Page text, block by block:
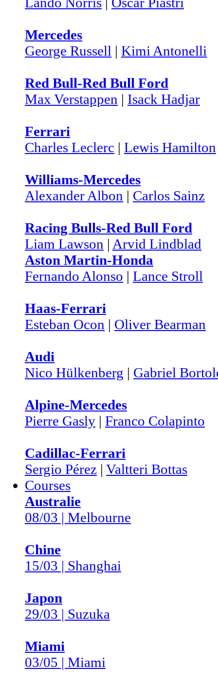
Mercedes
George Russell | Kimi Antonelli
Red Bull-Red Bull Ford
Max Verstappen | Isack Hadjar
Ferrari
Charles Leclerc | Lewis Hamilton
Williams-Mercedes
Alexander Albon | Carlos Sainz
Racing Bulls-Red Bull Ford
Liam Lawson | Arvid Lindblad
Aston Martin-Honda
Fernando Alonso | Lance Stroll
Haas-Ferrari
Esteban Ocon | Oliver Bearman
Audi
Nico Hülkenberg | Gabriel
Alpine-Mercedes
Pierre Gasly | Franco Colapinto
Cadillac-Ferrari
Sergio Pérez | Valtteri Bottas
Courses
Australie
08/03 | Melbourne
Chine
15/03 | Shanghai
Japon
29/03 | Suzuka
Miami
03/05 | Miami